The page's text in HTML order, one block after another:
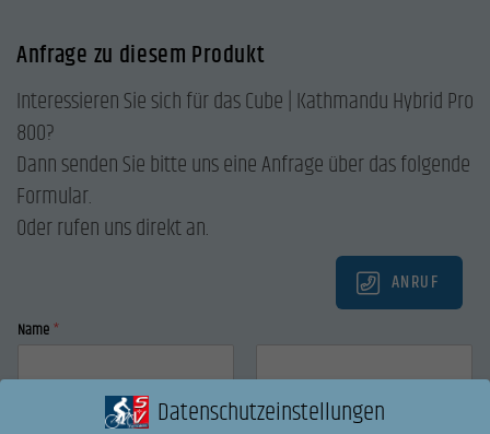
Anfrage zu diesem Produkt
Interessieren Sie sich für das Cube | Kathmandu Hybrid Pro
800?
Dann senden Sie bitte uns eine Anfrage über das folgende
Formular.
Oder rufen uns direkt an.
ANRUF
Name*
Nachname
Datenschutzeinstellungen